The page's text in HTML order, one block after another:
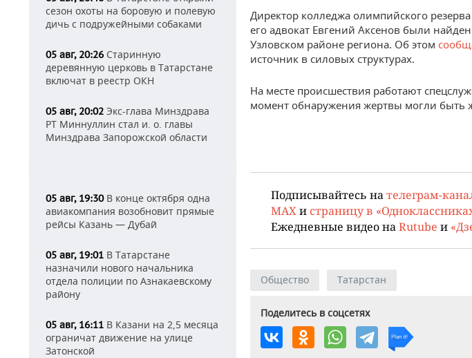
сезон охоты на боровую и полевую
дичь с подружейными собаками
05 авг, 20:26 Старинную
деревянную церковь в Татарстане
включат в реестр ОКН
05 авг, 20:02 Экс-глава Минздрава
РТ Миннуллин стал и. о. главы
Минздрава Запорожской области
05 авг, 19:30В конце октября одна
авиакомпания возобновит прямые
рейсы Казань — Дубай
05 авг, 19:01 В Татарстане
назначили нового начальника
отдела полиции по Азнакаевскому
району
05 авг, 16:11 В Казани на 2,5 месяца
ограничат движение на улице
Затонской
Директор колледжа олимпийского
его адвокат Евгений Аксенов были
Узловском районе региона. Об этом
источник в силовых структурах.
На месте происшествия работают
момент обнаружения жертвы могли быть
Подписывайтесь на телеграм-
MAX и страницу в
Ежедневные видео на Rutube и
Общество Татарстан
Поделитесь в соцсетях